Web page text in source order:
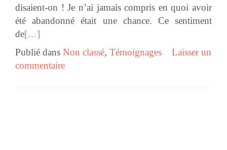
disaient-on ! Je n’ai jamais compris en quoi avoir
été abandonné était une chance. Ce sentiment
de[…]
Publié dans Non classé, Témoignages
Laisser un
commentaire